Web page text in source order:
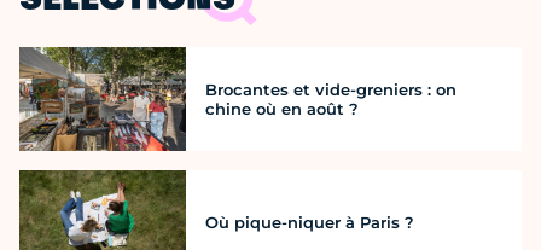
Brocantes et vide-greniers : on
chine où en août ?
Où pique-niquer à Paris ?